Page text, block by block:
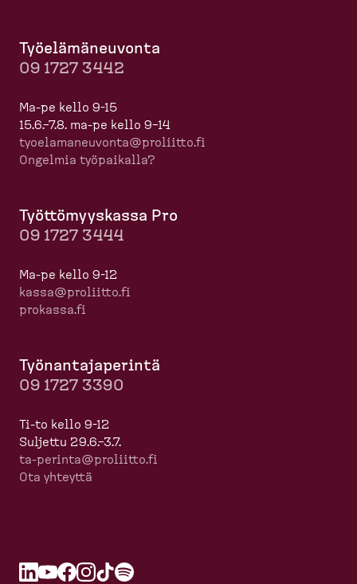
Työelä­mä­neuvonta
09 1727 3442
Ma-pe kello 9-15
15.6.–7.8. ma-pe kello 9–14
tyoela­ma­neuvonta@proliitto.fi
Ongelmia työpaikalla?
Työttö­myyskassa Pro
09 1727 3444
Ma-pe kello 9-12
kassa@proliitto.fi
prokassa.fi
Työnan­ta­ja­perintä
09 1727 3390
Ti-to kello 9-12
Suljettu 29.6.–3.7.
ta-​perinta@proliitto.fi
Ota yhteyttä
LA
Y
A
F
A
IA
T
A